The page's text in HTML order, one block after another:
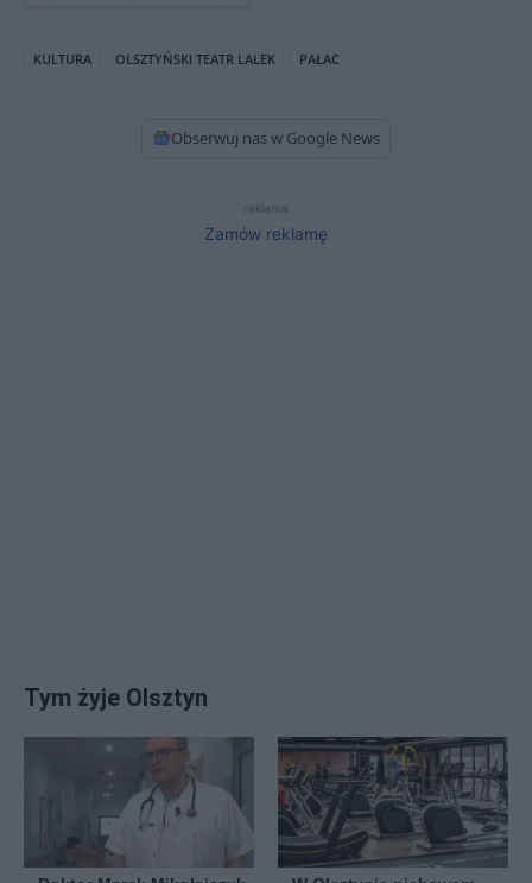
KULTURA OLSZTYŃSKI TEATR LALEK PAŁAC
Obserwuj nas w Google News
reklama
Zamów reklamę
Tym żyje Olsztyn